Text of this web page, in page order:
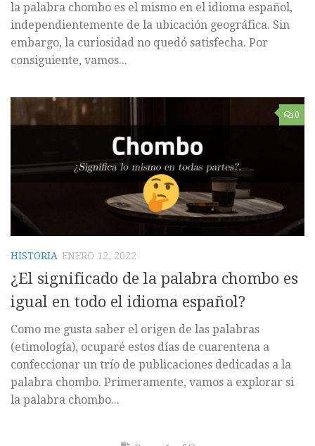
la palabra chombo es el mismo en el idioma español,
independientemente de la ubicación geográfica. Sin
embargo, la curiosidad no quedó satisfecha. Por
consiguiente, vamos...
0
HISTORIA ENERO 12, 2022
¿El significado de la palabra chombo es
igual en todo el idioma español?
Como me gusta saber el origen de las palabras
(etimología), ocuparé estos días de cuarentena a
confeccionar un trío de publicaciones dedicadas a la
palabra chombo. Primeramente, vamos a explorar si
la palabra chombo...